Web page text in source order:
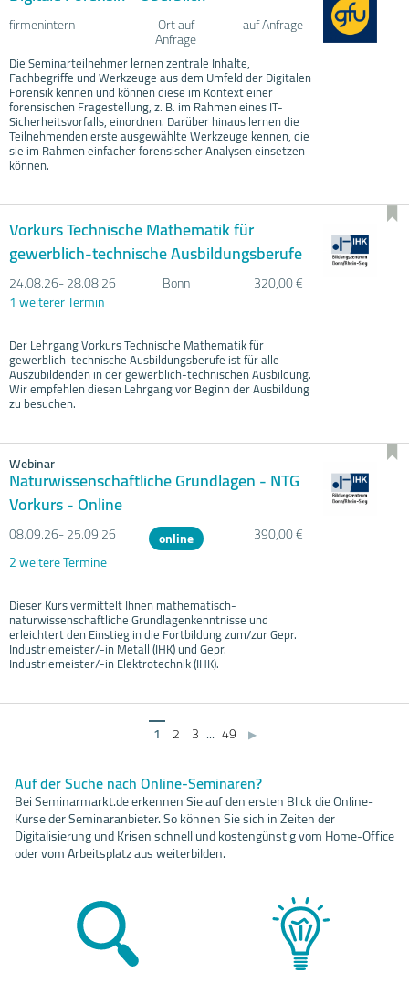
firmenintern Ort auf
Anfrage
auf Anfrage
Die Seminarteilnehmer lernen zentrale Inhalte,
Fachbegriffe und Werkzeuge aus dem Umfeld der Digitalen
Forensik kennen und können diese im Kontext einer
forensischen Fragestellung, z. B. im Rahmen eines IT-
Sicherheitsvorfalls, einordnen. Darüber hinaus lernen die
Teilnehmenden erste ausgewählte Werkzeuge kennen, die
sie im Rahmen einfacher forensischer Analysen einsetzen
können.
Vorkurs Technische Mathematik für
gewerblich-technische Ausbildungsberufe
24.08.26- 28.08.26 Bonn
320,00 €
1 weiterer Termin
Der Lehrgang Vorkurs Technische Mathematik für
gewerblich-technische Ausbildungsberufe ist für alle
Auszubildenden in der gewerblich-technischen Ausbildung.
Wir empfehlen diesen Lehrgang vor Beginn der Ausbildung
zu besuchen.
Webinar
Naturwissenschaftliche Grundlagen - NTG
Vorkurs - Online
08.09.26- 25.09.26 online
390,00 €
2 weitere Termine
Dieser Kurs vermittelt Ihnen mathematisch-
naturwissenschaftliche Grundlagenkenntnisse und
erleichtert den Einstieg in die Fortbildung zum/zur Gepr.
Industriemeister/-in Metall (IHK) und Gepr.
Industriemeister/-in Elektrotechnik (IHK).
1 2 3 ... 49 ▶
Auf der Suche nach Online-Seminaren?
Bei Seminarmarkt.de erkennen Sie auf den ersten Blick die Online-
Kurse der Seminaranbieter. So können Sie sich in Zeiten der
Digitalisierung und Krisen schnell und kostengünstig vom Home-Office
oder vom Arbeitsplatz aus weiterbilden.